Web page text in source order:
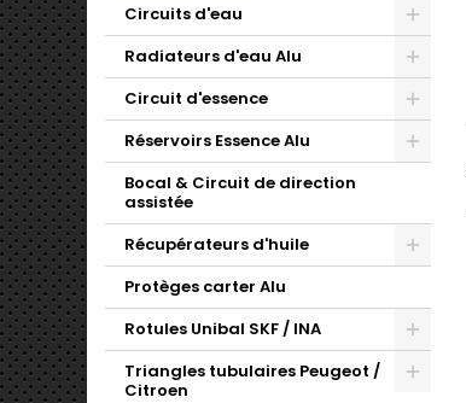
Circuits d'eau
Radiateurs d'eau Alu
Circuit d'essence
Réservoirs Essence Alu
Bocal & Circuit de direction
assistée
Récupérateurs d'huile
Protèges carter Alu
Rotules Unibal SKF / INA
Triangles tubulaires Peugeot /
Citroen